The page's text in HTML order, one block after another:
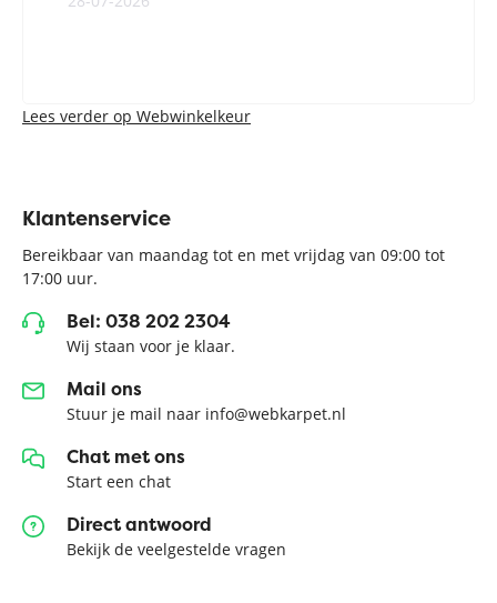
Lees verder op Webwinkelkeur
Klantenservice
Bereikbaar van maandag tot en met vrijdag van 09:00 tot
17:00 uur.
Bel: 038 202 2304
Wij staan voor je klaar.
Mail ons
Stuur je mail naar info@webkarpet.nl
Chat met ons
Start een chat
Direct antwoord
Bekijk de veelgestelde vragen